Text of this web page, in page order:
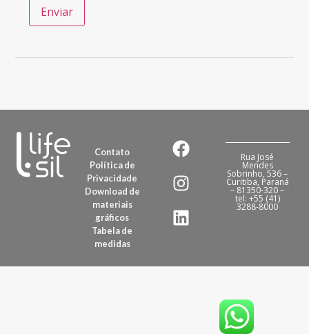
Contato
Política de
Privacidade
Download de
materiais
gráficos
Tabela de
medidas
Rua José
Mendes
Sobrinho, 536 –
Curitiba, Paraná
– 81350-320 –
tel: +55 (41)
3288-8000